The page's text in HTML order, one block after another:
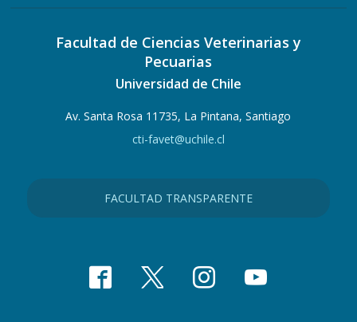
Facultad de Ciencias Veterinarias y
Pecuarias
Universidad de Chile
Av. Santa Rosa 11735, La Pintana, Santiago
cti-favet@uchile.cl
FACULTAD TRANSPARENTE